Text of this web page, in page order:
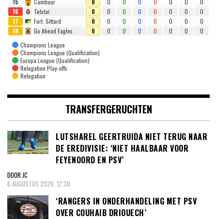
15 Cambuur 0 0 0 0 0 0 0
0
16
Telstar 0 0 0 0 0 0 0
0
17
Fort. Sittard 0 0 0 0 0 0 0
0
18
Go Ahead Eagles 0 0 0 0 0 0 0
0
Champions League
Champions League (Qualification)
Europa League (Qualification)
Relegation Play-offs
Relegation
TRANSFERGERUCHTEN
LUTSHAREL GEERTRUIDA NIET TERUG NAAR
DE EREDIVISIE: ‘NIET HAALBAAR VOOR
FEYENOORD EN PSV’
DOOR JC
6 AUGUSTUS 2026, 12:30
‘RANGERS IN ONDERHANDELING MET PSV
OVER COUHAIB DRIOUECH’